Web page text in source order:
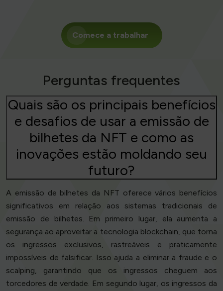
Comece a trabalhar
Perguntas frequentes
Quais são os principais benefícios
e desafios de usar a emissão de
bilhetes da NFT e como as
inovações estão moldando seu
futuro?
A emissão de bilhetes da NFT oferece vários benefícios
significativos em relação aos sistemas tradicionais de
emissão de bilhetes. Em primeiro lugar, ela aumenta a
segurança ao aproveitar a tecnologia blockchain, que torna
os ingressos exclusivos, rastreáveis e praticamente
impossíveis de falsificar. Isso ajuda a eliminar a fraude e o
scalping, garantindo que os ingressos cheguem aos
torcedores de verdade. Em segundo lugar, os ingressos da